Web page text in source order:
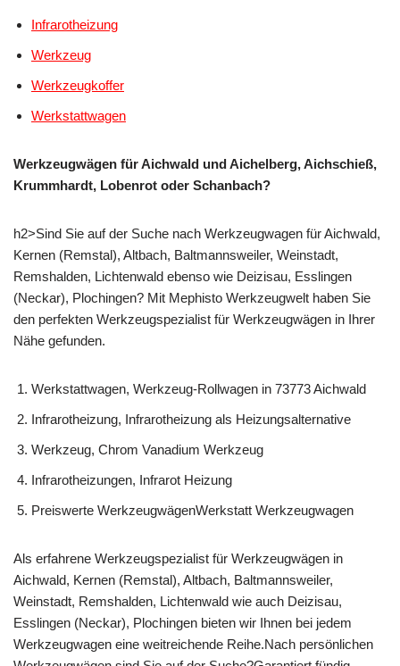
Infrarotheizung
Werkzeug
Werkzeugkoffer
Werkstattwagen
Werkzeugwägen für Aichwald und Aichelberg, Aichschieß,
Krummhardt, Lobenrot oder Schanbach?
h2>Sind Sie auf der Suche nach Werkzeugwagen für Aichwald,
Kernen (Remstal), Altbach, Baltmannsweiler, Weinstadt,
Remshalden, Lichtenwald ebenso wie Deizisau, Esslingen
(Neckar), Plochingen? Mit Mephisto Werkzeugwelt haben Sie
den perfekten Werkzeugspezialist für Werkzeugwägen in Ihrer
Nähe gefunden.
Werkstattwagen, Werkzeug-Rollwagen in 73773 Aichwald
Infrarotheizung, Infrarotheizung als Heizungsalternative
Werkzeug, Chrom Vanadium Werkzeug
Infrarotheizungen, Infrarot Heizung
Preiswerte WerkzeugwägenWerkstatt Werkzeugwagen
Als erfahrene Werkzeugspezialist für Werkzeugwägen in
Aichwald, Kernen (Remstal), Altbach, Baltmannsweiler,
Weinstadt, Remshalden, Lichtenwald wie auch Deizisau,
Esslingen (Neckar), Plochingen bieten wir Ihnen bei jedem
Werkzeugwagen eine weitreichende Reihe.Nach persönlichen